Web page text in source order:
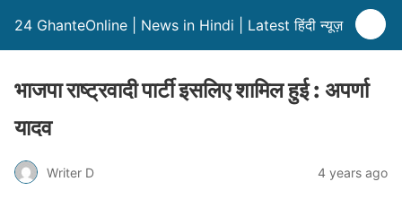
24 GhanteOnline | News in Hindi | Latest हिंदी न्यूज़
भाजपा राष्ट्रवादी पार्टी इसलिए शामिल हुई : अपर्णा
यादव
Writer D 4 years ago